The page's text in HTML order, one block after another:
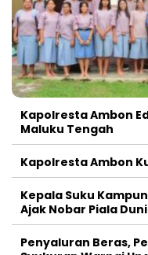
Kapolresta Ambon
Maluku Tengah
Kapolresta Ambon
Kepala Suku
Ajak Nobar Piala
Penyaluran Beras,